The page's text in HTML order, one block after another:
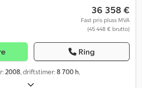
36 358 €
Fast pris pluss MVA
(45 448 € brutto)
Ring
2008, driftstimer:8 700 h,